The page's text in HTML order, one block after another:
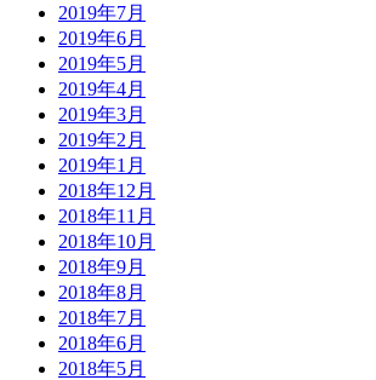
2019年7月
2019年6月
2019年5月
2019年4月
2019年3月
2019年2月
2019年1月
2018年12月
2018年11月
2018年10月
2018年9月
2018年8月
2018年7月
2018年6月
2018年5月